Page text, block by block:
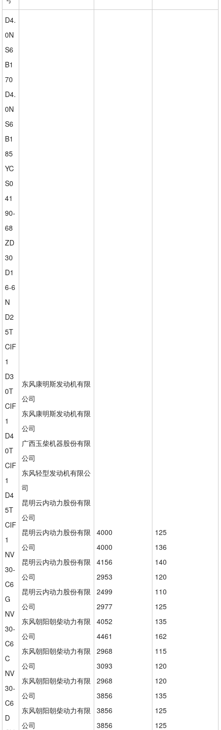
D4.
0N
S6
B1
70
D4.
0N
S6
B1
85
YC
S0
41
90-
68
ZD
30
D1
6-6
N
D2
5T
CIF
1
D3
0T
CIF
1
D4
0T
CIF
1
D4
5T
CIF
1
NV
30-
C6
G
NV
30-
C6
C
NV
30-
C6
D
东风康明斯发动机有限
公司
东风康明斯发动机有限
公司
广西玉柴机器股份有限
公司
东风轻型发动机有限公
司
昆明云内动力股份有限
公司
昆明云内动力股份有限
公司
昆明云内动力股份有限
公司
昆明云内动力股份有限
公司
东风朝阳朝柴动力有限
公司
东风朝阳朝柴动力有限
公司
东风朝阳朝柴动力有限
公司
东风朝阳朝柴动力有限
公司
4000
4000
4156
2953
2499
2977
4052
4461
2968
3093
2968
3856
3856
3856
125
136
140
120
110
125
135
162
115
120
120
135
125
125